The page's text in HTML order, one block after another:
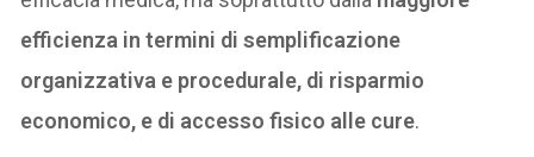
efficienza in termini di semplificazione
organizzativa e procedurale, di risparmio
economico, e di accesso fisico alle cure.